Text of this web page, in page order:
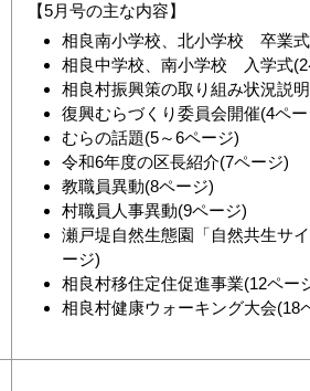
【5月号の主な内容】
相良南小学校、北小学校 卒業
相良中学校、南小学校 入学式(2
相良村振興策の取り組み状況説
復興むらづくり委員会開催(4ペ
むらの話題(5～6ページ)
令和6年度の区長紹介(7ページ)
教職員異動(8ページ)
村職員人事異動(9ページ)
瀬戸堤自然生態園「自然共生サ
ージ)
相良村移住定住促進事業(12ペー
相良村健康ウォーキング大会(18